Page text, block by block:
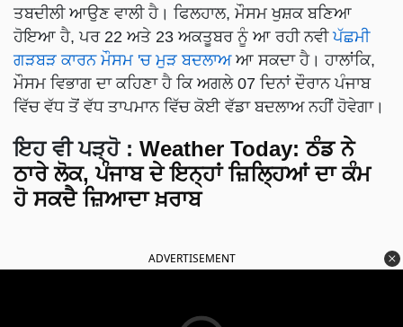
ਤਬਦੀਲੀ ਆਉਣ ਵਾਲੀ ਹੈ। ਫਿਲਹਾਲ, ਮੌਸਮ ਖੁਸ਼ਕ ਬਣਿਆ
ਹੋਇਆ ਹੈ, ਪਰ 22 ਅਤੇ 23 ਅਕਤੂਬਰ ਨੂੰ ਆ ਰਹੀ ਨਵੀਪੱਛਮੀ
ਗੜਬੜ ਕਾਰਨ ਮੌਸਮ 'ਚ ਮੁੜ ਬਦਲਾਅਆ ਸਕਦਾ ਹੈ। ਹਾਲਾਂਕਿ,
ਮੌਸਮ ਵਿਭਾਗ ਦਾ ਕਹਿਣਾ ਹੈ ਕਿ ਅਗਲੇ 07 ਦਿਨਾਂ ਦੌਰਾਨ ਪੰਜਾਬ
ਵਿੱਚ ਵੱਧ ਤੋਂ ਵੱਧ ਤਾਪਮਾਨ ਵਿੱਚ ਕੋਈ ਵੱਡਾ ਬਦਲਾਅ ਨਹੀਂ ਹੋਵੇਗਾ।
ਇਹ ਵੀ ਪੜ੍ਹੋ : Weather Today: ਠੰਡ ਨੇ
ਠਾਰੇ ਲੋਕ, ਪੰਜਾਬ ਦੇ ਇਨ੍ਹਾਂ ਜ਼ਿਲ੍ਹਿਆਂ ਦਾ ਕੰਮ
ਹੋ ਸਕਦੈ ਜ਼ਿਆਦਾ ਖ਼ਰਾਬ